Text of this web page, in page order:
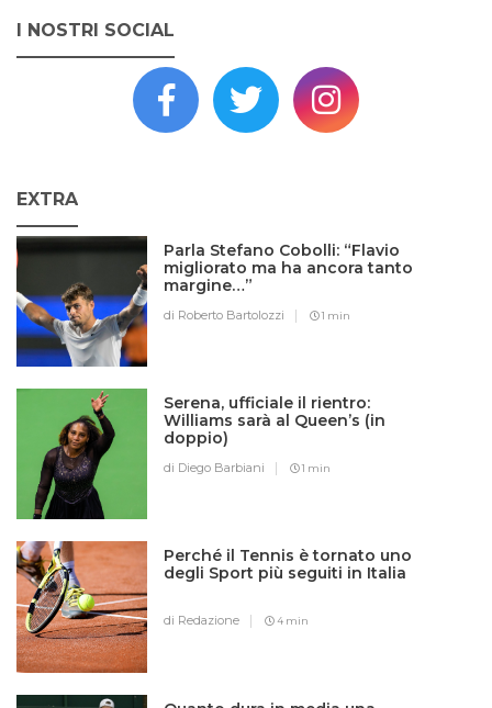
I NOSTRI SOCIAL
EXTRA
Parla Stefano Cobolli: “Flavio
migliorato ma ha ancora tanto
margine…”
di Roberto Bartolozzi 1 min
Serena, ufficiale il rientro:
Williams sarà al Queen’s (in
doppio)
di Diego Barbiani 1 min
Perché il Tennis è tornato uno
degli Sport più seguiti in Italia
di Redazione 4 min